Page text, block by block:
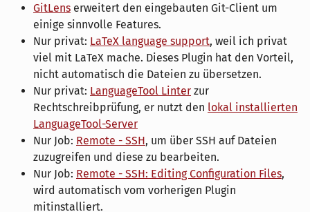
GitLens erweitert den eingebauten Git-Client um
einige sinnvolle Features.
Nur privat: LaTeX language support, weil ich privat
viel mit LaTeX mache. Dieses Plugin hat den Vorteil,
nicht automatisch die Dateien zu übersetzen.
Nur privat: LanguageTool Linter zur
Rechtschreibprüfung, er nutzt den lokal installierten
LanguageTool-Server
Nur Job: Remote - SSH, um über SSH auf Dateien
zuzugreifen und diese zu bearbeiten.
Nur Job: Remote - SSH: Editing Configuration Files,
wird automatisch vom vorherigen Plugin
mitinstalliert.